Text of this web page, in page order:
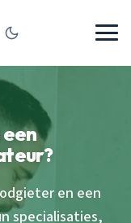
een
en een
specialisaties,